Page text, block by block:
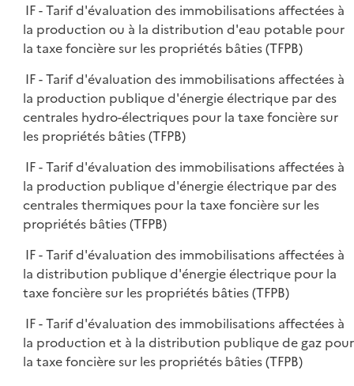
IF - Tarif d'évaluation des immobilisations affectées à
la production ou à la distribution d'eau potable pour
la taxe foncière sur les propriétés bâties (TFPB)
IF - Tarif d'évaluation des immobilisations affectées à
la production publique d'énergie électrique par des
centrales hydro-électriques pour la taxe foncière sur
les propriétés bâties (TFPB)
IF - Tarif d'évaluation des immobilisations affectées à
la production publique d'énergie électrique par des
centrales thermiques pour la taxe foncière sur les
propriétés bâties (TFPB)
IF - Tarif d'évaluation des immobilisations affectées à
la distribution publique d'énergie électrique pour la
taxe foncière sur les propriétés bâties (TFPB)
IF - Tarif d'évaluation des immobilisations affectées à
la production et à la distribution publique de gaz pour
la taxe foncière sur les propriétés bâties (TFPB)